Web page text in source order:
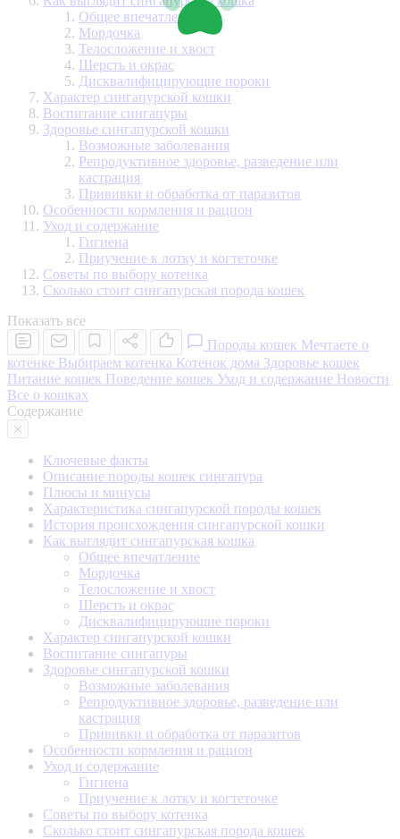
Общее впечатление
Мордочка
Телосложение и хвост
Шерсть и окрас
Дисквалифицирующие пороки
Характер сингапурской кошки
Воспитание сингапуры
Здоровье сингапурской кошки
Возможные заболевания
Репродуктивное здоровье, разведение или
кастрация
Прививки и обработка от паразитов
Особенности кормления и рацион
Уход и содержание
Гигиена
Приучение к лотку и когтеточке
Советы по выбору котенка
Сколько стоит сингапурская порода кошек
Показать все
Породы кошек Мечтаете о
котенке Выбираем котенка Котенок дома Здоровье кошек
Питание кошек Поведение кошек Уход и содержание Новости
Все о кошках
Содержание
Ключевые факты
Описание породы кошек сингапура
Плюсы и минусы
Характеристика сингапурской породы кошек
История происхождения сингапурской кошки
Как выглядит сингапурская кошка
Общее впечатление
Мордочка
Телосложение и хвост
Шерсть и окрас
Дисквалифицирующие пороки
Характер сингапурской кошки
Воспитание сингапуры
Здоровье сингапурской кошки
Возможные заболевания
Репродуктивное здоровье, разведение или
кастрация
Прививки и обработка от паразитов
Особенности кормления и рацион
Уход и содержание
Гигиена
Приучение к лотку и когтеточке
Советы по выбору котенка
Сколько стоит сингапурская порода кошек